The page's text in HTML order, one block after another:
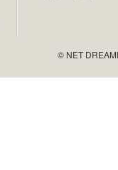
© NET